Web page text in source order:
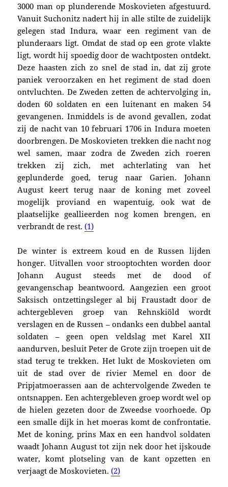
3000 man op plunderende Moskovieten afgestuurd.
Vanuit Suchonitz nadert hij in alle stilte de zuidelijk
gelegen stad Indura, waar een regiment van de
plunderaars ligt. Omdat de stad op een grote vlakte
ligt, wordt hij spoedig door de wachtposten ontdekt.
Deze haasten zich zo snel de stad in, dat zij grote
paniek veroorzaken en het regiment de stad doen
ontvluchten. De Zweden zetten de achtervolging in,
doden 60 soldaten en een luitenant en maken 54
gevangenen. Inmiddels is de avond gevallen, zodat
zij de nacht van 10 februari 1706 in Indura moeten
doorbrengen. De Moskovieten trekken die nacht nog
wel samen, maar zodra de Zweden zich roeren
trekken zij zich, met achterlating van het
geplunderde goed, terug naar Garien. Johann
August keert terug naar de koning met zoveel
mogelijk proviand en wapentuig, ook wat de
plaatselijke geallieerden nog komen brengen, en
verbrandt de rest.(1)
De winter is extreem koud en de Russen lijden
honger. Uitvallen voor strooptochten worden door
Johann August steeds met de dood of
gevangenschap beantwoord. Aangezien een groot
Saksisch ontzettingsleger al bij Fraustadt door de
achtergebleven groep van Rehnskiöld wordt
verslagen en de Russen – ondanks een dubbel aantal
soldaten – geen open veldslag met Karel XII
aandurven, besluit Peter de Grote zijn troepen uit de
stad terug te trekken. Het lukt de Moskovieten om
uit de stad over de rivier Memel en door de
Pripjatmoerassen aan de achtervolgende Zweden te
ontsnappen. Een achtergebleven groep wordt wel op
de hielen gezeten door de Zweedse voorhoede. Op
een smalle dijk in het moeras komt de confrontatie.
Met de koning, prins Max en een handvol soldaten
waadt Johann August tot zijn nek door het ijskoude
water, komt plotseling van de kant opzetten en
verjaagt de Moskovieten.(2)